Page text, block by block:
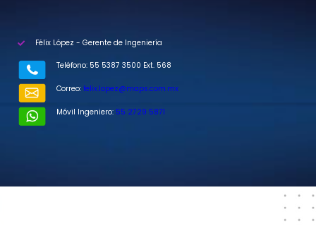
Félix López - Gerente de Ingeniería
Teléfono: 55 5387 3500 Ext. 568​
Correo: felix.lopez@maps.com.mx​
Móvil Ingeniero: 55 2729 5871